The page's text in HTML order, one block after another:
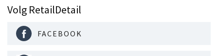
Volg RetailDetail
FACEBOOK